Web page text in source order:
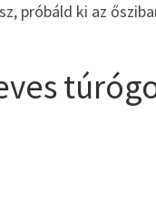
próbáld ki az